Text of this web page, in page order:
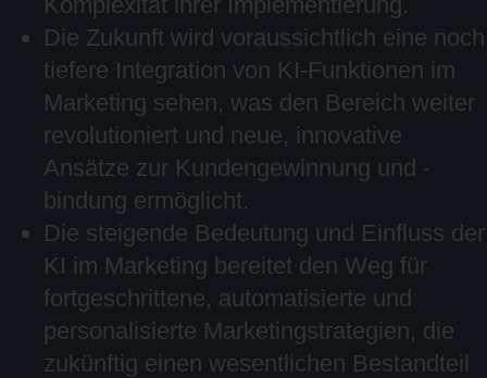
Die Zukunft wird voraussichtlich eine noch
tiefere Integration von KI-Funktionen im
Marketing sehen, was den Bereich weiter
revolutioniert und neue, innovative
Ansätze zur Kundengewinnung und -
bindung ermöglicht.
Die steigende Bedeutung und Einfluss der
KI im Marketing bereitet den Weg für
fortgeschrittene, automatisierte und
personalisierte Marketingstrategien, die
zukünftig einen wesentlichen Bestandteil